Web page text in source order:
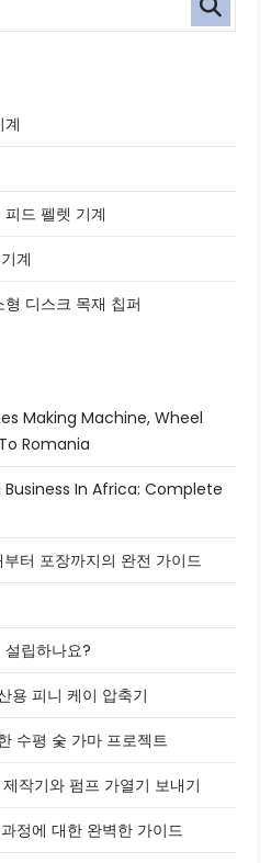
드 펠렛 기계
계
디스크 목재 칩퍼
Making Machine, Wheel
Romania
In Africa: Complete
터 포장까지의 완전 가이드
립하나요?
용 피니 케이 압축기
수평 숯 가마 프로젝트
작기와 펌프 가열기 보내기
정에 대한 완벽한 가이드